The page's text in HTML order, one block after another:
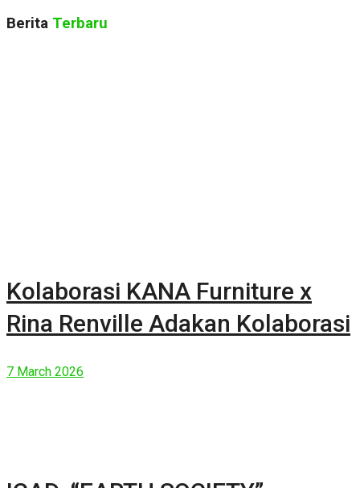
Berita Terbaru
Kolaborasi KANA Furniture x
Rina Renville Adakan Kolaborasi
7 March 2026